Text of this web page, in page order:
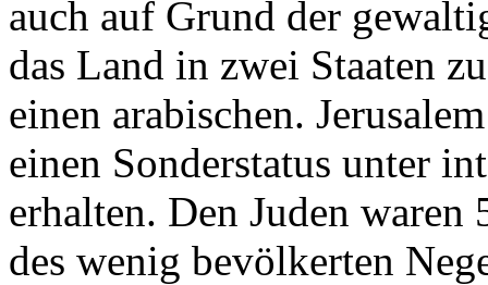
auch auf Grund der
das Land in zwei Staaten
einen arabischen.
einen Sonderstatus unter
erhalten. Den Juden
des wenig bevölkerten